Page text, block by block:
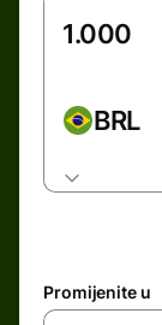
BRL
Promijenite u